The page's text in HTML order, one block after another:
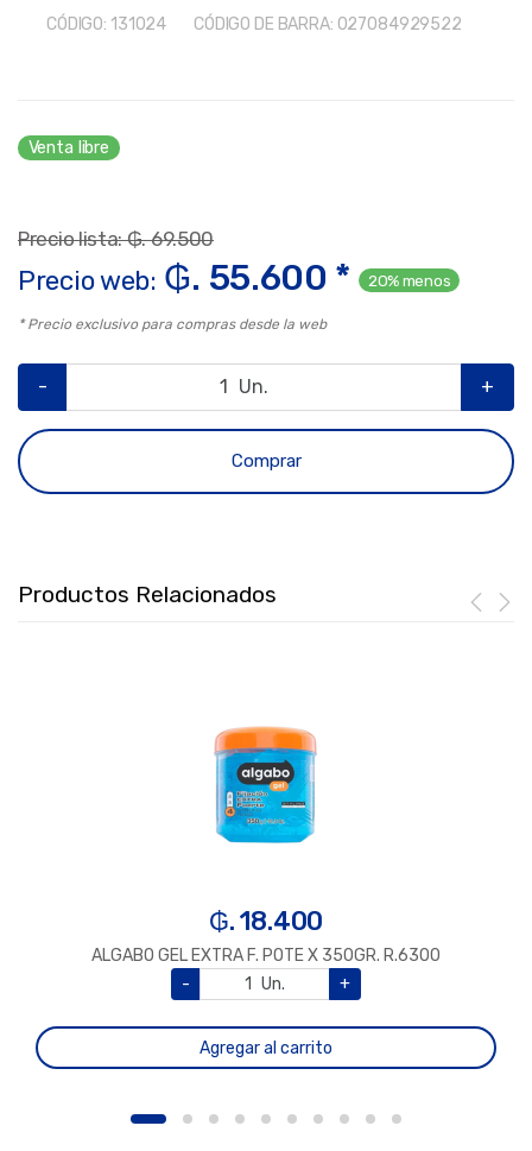
CÓDIGO: 131024 CÓDIGO DE BARRA: 027084929522
Venta libre
Precio lista: ₲. 69.500
Precio web: ₲. 55.600 * 20% menos
* Precio exclusivo para compras desde la web
- Un. +
Comprar
Productos Relacionados
₲. 18.400
ALGABO GEL EXTRA F. POTE X 350GR. R.6300
-
Un. +
Agregar al carrito